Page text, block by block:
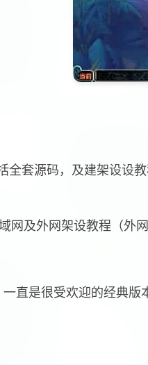
全套源码，及建架设设
网及外网架设教程（外
直是很受欢迎的经典